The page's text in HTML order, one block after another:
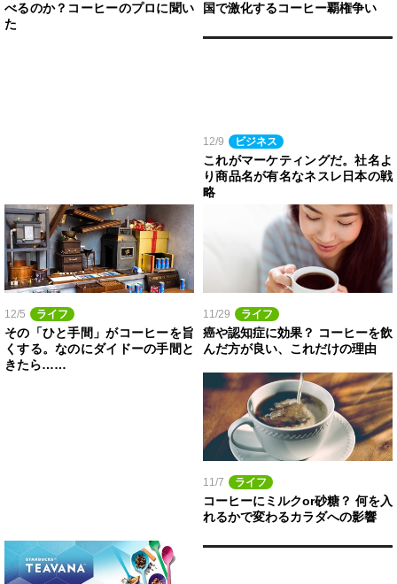
べるのか？コーヒーのプロに聞い
た
国で激化するコーヒー覇権争い
12/9 ビジネス
これがマーケティングだ。社名よ
り商品名が有名なネスレ日本の戦
略
12/5 ライフ
その「ひと手間」がコーヒーを旨
くする。なのにダイドーの手間と
きたら……
11/29 ライフ
癌や認知症に効果？ コーヒーを飲
んだ方が良い、これだけの理由
11/7 ライフ
コーヒーにミルクor砂糖？ 何を入
れるかで変わるカラダへの影響